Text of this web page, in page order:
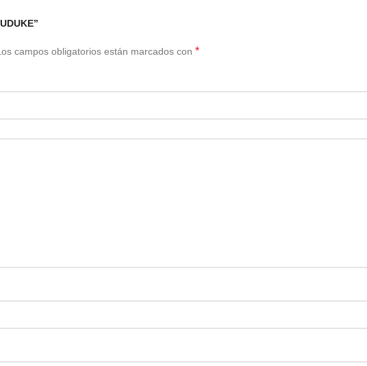
campos obligatorios están marcados con *